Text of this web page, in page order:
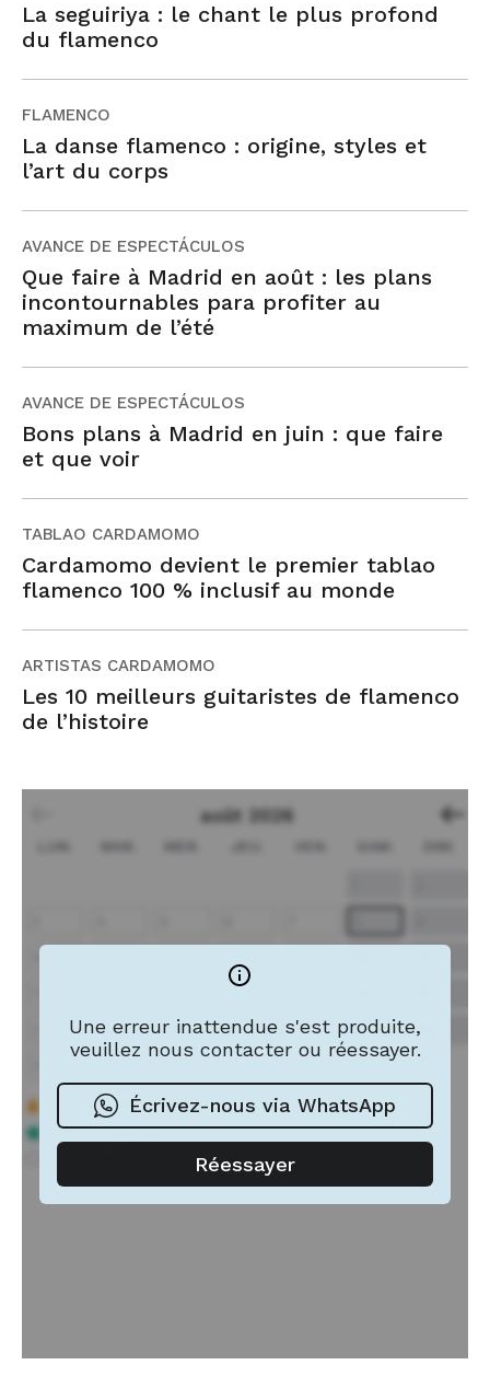
La seguiriya : le chant le plus profond
du flamenco
FLAMENCO
La danse flamenco : origine, styles et
l’art du corps
AVANCE DE ESPECTÁCULOS
Que faire à Madrid en août : les plans
incontournables para profiter au
maximum de l’été
AVANCE DE ESPECTÁCULOS
Bons plans à Madrid en juin : que faire
et que voir
TABLAO CARDAMOMO
Cardamomo devient le premier tablao
flamenco 100 % inclusif au monde
ARTISTAS CARDAMOMO
Les 10 meilleurs guitaristes de flamenco
de l’histoire